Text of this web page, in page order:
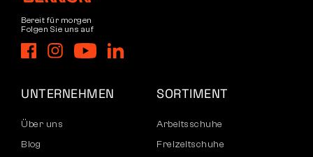
Bereit für morgen
Folgen Sie uns auf
UNTERNEHMEN
Über uns
Blog
SORTIMENT
Arbeitsschuhe
Freizeitschuhe